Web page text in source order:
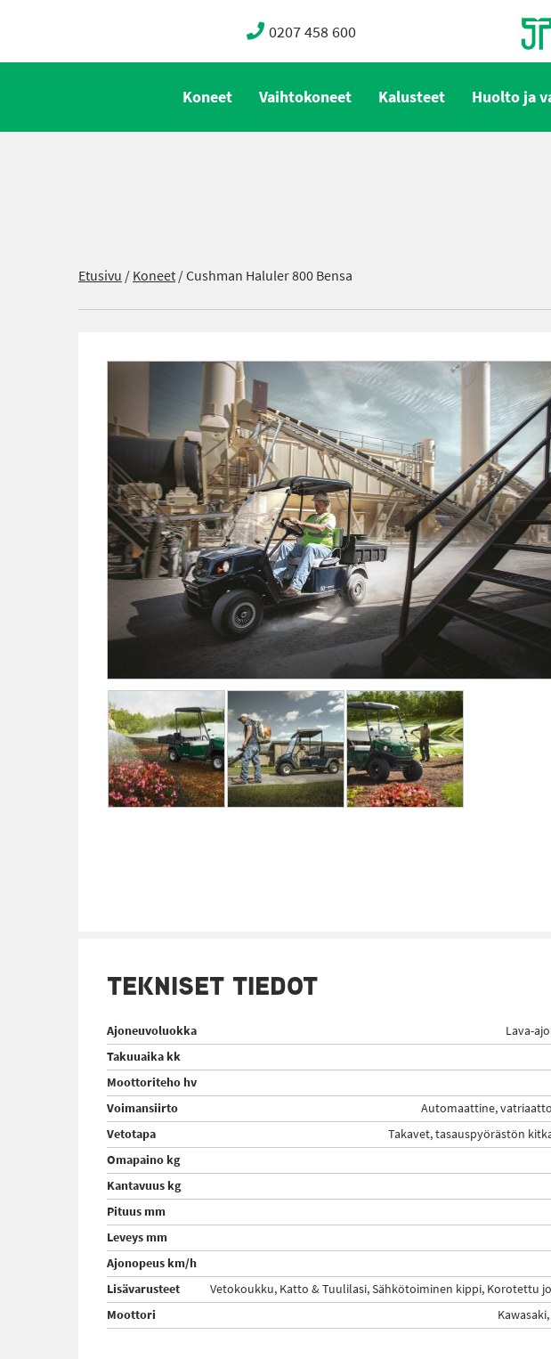
0207 458 600
Koneet Vaihtokoneet Kalusteet Huolto ja
Etusivu /Koneet/Cushman Haluler 800 Bensa
TEKNISET TIEDOT
Ajoneuvoluokka
Lava-
Takuuaika kk
Moottoriteho hv
Voimansiirto
Automaattine,
Vetotapa
Takavet, tasauspyörästön
Omapaino kg
Kantavuus kg
Pituus mm
Leveys mm
Ajonopeus km/h
Lisävarusteet
Vetokoukku, Katto & Tuulilasi, Sähkötoiminen kippi, Korotettu
Moottori